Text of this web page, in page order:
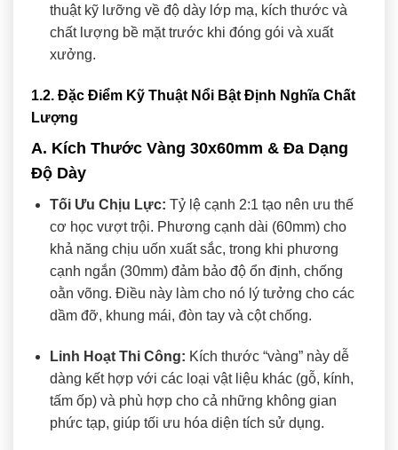
thuật kỹ lưỡng về độ dày lớp mạ, kích thước và
chất lượng bề mặt trước khi đóng gói và xuất
xưởng.
1.2. Đặc Điểm Kỹ Thuật Nổi Bật Định Nghĩa Chất
Lượng
A. Kích Thước Vàng 30x60mm & Đa Dạng
Độ Dày
Tối Ưu Chịu Lực: Tỷ lệ cạnh 2:1 tạo nên ưu thế
cơ học vượt trội. Phương cạnh dài (60mm) cho
khả năng chịu uốn xuất sắc, trong khi phương
cạnh ngắn (30mm) đảm bảo độ ổn định, chống
oằn võng. Điều này làm cho nó lý tưởng cho các
dầm đỡ, khung mái, đòn tay và cột chống.
Linh Hoạt Thi Công: Kích thước “vàng” này dễ
dàng kết hợp với các loại vật liệu khác (gỗ, kính,
tấm ốp) và phù hợp cho cả những không gian
phức tạp, giúp tối ưu hóa diện tích sử dụng.